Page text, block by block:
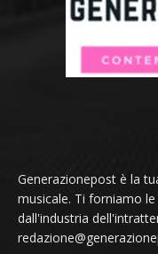
Generazionepost è la
musicale. Ti forniamo
dall'industria